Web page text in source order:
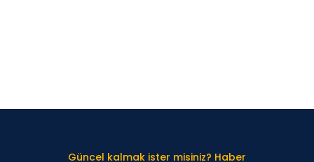
Güncel kalmak ister misiniz? Haber